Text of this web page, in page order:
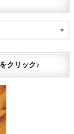
クリック♪